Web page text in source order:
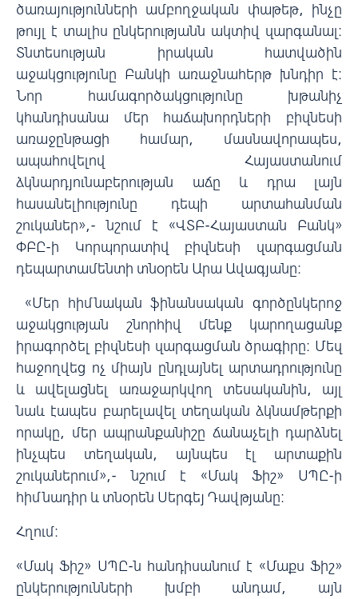
ծառայությունների ամբողջական փաթեթ, ինչը
թույլ է տալիս ընկերությանն ակտիվ զարգանալ։
Տնտեսության իրական հատվածին
աջակցությունը Բանկի առաջնահերթ խնդիր է:
Նոր համագործակցությունը խթանիչ
կհանդիսանա մեր հաճախորդների բիզնեսի
առաջընթացի համար, մասնավորապես,
ապահովելով Հայաստանում
ձկնարդյունաբերության աճը և դրա լայն
հասանելիությունը դեպի արտահանման
շուկաներ»,- նշում է «ՎՏԲ-Հայաստան Բանկ»
ՓԲԸ-ի Կորպորատիվ բիզնեսի զարգացման
դեպարտամենտի տնօրեն Արա Ավագյանը։
«Մեր հիմնական ֆինանսական գործընկերոջ
աջակցության շնորհիվ մենք կարողացանք
իրագործել բիզնեսի զարգացման ծրագիրը: Մեզ
հաջողվեց ոչ միայն ընդլայնել արտադրությունը
և ավելացնել առաջարկվող տեսականին, այլ
նաև էապես բարելավել տեղական ձկնամթերքի
որակը, մեր ապրանքանիշը ճանաչելի դարձնել
ինչպես տեղական, այնպես էլ արտաքին
շուկաներում»,- նշում է «Մակ Ֆիշ» ՍՊԸ-ի
հիմնադիր և տնօրեն Սերգեյ Դավթյանը։
Հղում:
«Մակ Ֆիշ» ՍՊԸ-ն հանդիսանում է «Մաքս Ֆիշ»
ընկերությունների խմբի անդամ, այն